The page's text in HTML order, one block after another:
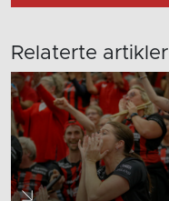
Relaterte artikler